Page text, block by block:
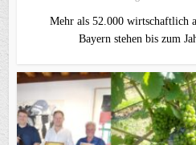
Mehr als 52.000 wirtschaftlich
Bayern stehen bis zum